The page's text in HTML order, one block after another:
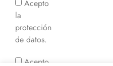
Acepto
la
protección
de datos.
Acepto